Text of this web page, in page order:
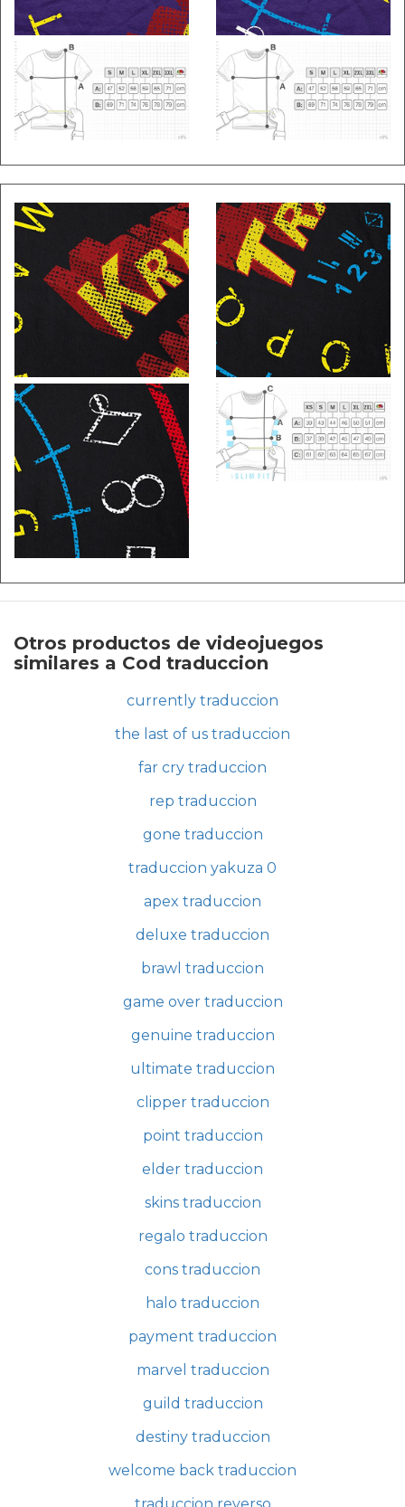
Otros productos de videojuegos
similares a Cod traduccion
currently traduccion
the last of us traduccion
far cry traduccion
rep traduccion
gone traduccion
traduccion yakuza 0
apex traduccion
deluxe traduccion
brawl traduccion
game over traduccion
genuine traduccion
ultimate traduccion
clipper traduccion
point traduccion
elder traduccion
skins traduccion
regalo traduccion
cons traduccion
halo traduccion
payment traduccion
marvel traduccion
guild traduccion
destiny traduccion
welcome back traduccion